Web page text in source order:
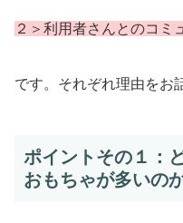
２＞利用者さんとのコミ
です。それぞれ理由をお
ポイントその１：
おもちゃが多いの